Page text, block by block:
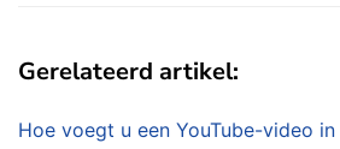
Gerelateerd artikel:
Hoe voegt u een YouTube-video